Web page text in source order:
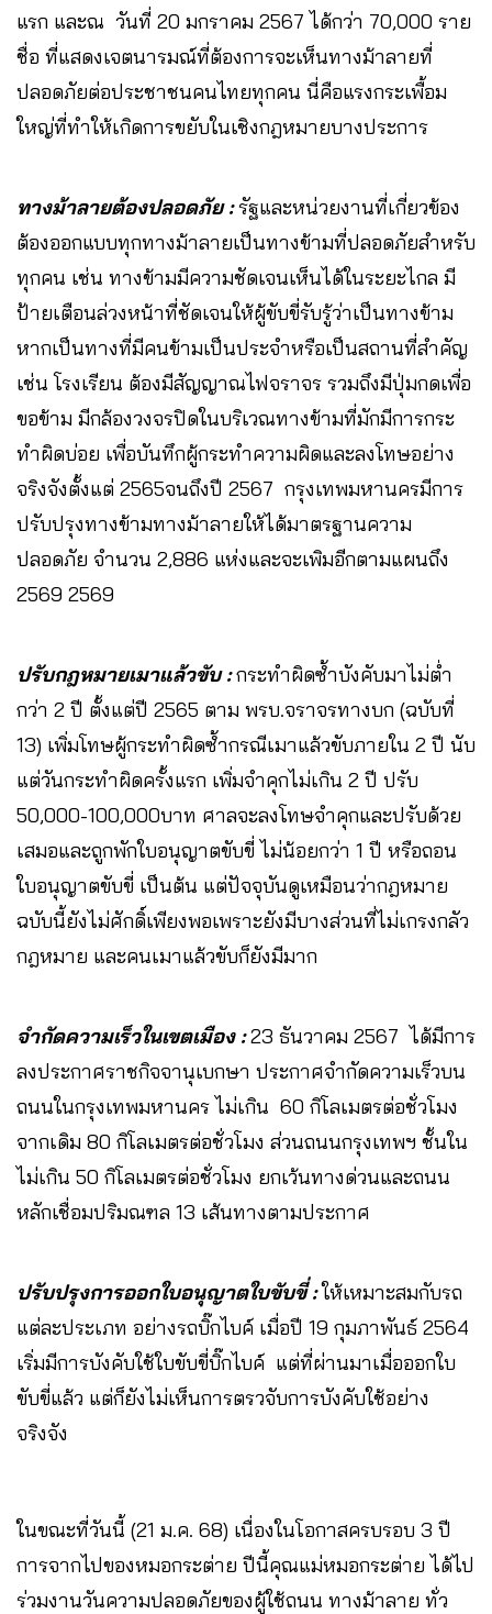
แรก และณ วันที่ 20 มกราคม 2567 ได้กว่า 70,000 ราย
ชื่อ ที่แสดงเจตนารมณ์ที่ต้องการจะเห็นทางม้าลายที่
ปลอดภัยต่อประชาชนคนไทยทุกคน นี่คือแรงกระเพื้อม
ใหญ่ที่ทำให้เกิดการขยับในเชิงกฎหมายบางประการ
ทางม้าลายต้องปลอดภัย : รัฐและหน่วยงานที่เกี่ยวข้อง
ต้องออกแบบทุกทางม้าลายเป็นทางข้ามที่ปลอดภัยสำหรับ
ทุกคน เช่น ทางข้ามมีความชัดเจนเห็นได้ในระยะไกล มี
ป้ายเตือนล่วงหน้าที่ชัดเจนให้ผู้ขับขี่รับรู้ว่าเป็นทางข้าม
หากเป็นทางที่มีคนข้ามเป็นประจำหรือเป็นสถานที่สำคัญ
เช่น โรงเรียน ต้องมีสัญญาณไฟจราจร รวมถึงมีปุ่มกดเพื่อ
ขอข้าม มีกล้องวงจรปิดในบริเวณทางข้ามที่มักมีการกระ
ทำผิดบ่อย เพื่อบันทึกผู้กระทำความผิดและลงโทษอย่าง
จริงจังตั้งแต่ 2565จนถึงปี 2567 กรุงเทพมหานครมีการ
ปรับปรุงทางข้ามทางม้าลายให้ได้มาตรฐานความ
ปลอดภัย จำนวน 2,886 แห่งและจะเพิมอีกตามแผนถึง
2569 2569
ปรับกฎหมายเมาแล้วขับ :กระทำผิดซ้ำบังคับมาไม่ต่ำ
กว่า 2 ปี ตั้งแต่ปี 2565 ตาม พรบ.จราจรทางบก (ฉบับที่
13) เพิ่มโทษผู้กระทำผิดซ้ำกรณีเมาแล้วขับภายใน 2 ปี นับ
แต่วันกระทำผิดครั้งแรก เพิ่มจำคุกไม่เกิน 2 ปี ปรับ
50,000-100,000บาท ศาลจะลงโทษจำคุกและปรับด้วย
เสมอและถูกพักใบอนุญาตขับขี่ ไม่น้อยกว่า 1 ปี หรือถอน
ใบอนุญาตขับขี่ เป็นต้น แต่ปัจจุบันดูเหมือนว่ากฎหมาย
ฉบับนี้ยังไม่ศักดิ์เพียงพอเพราะยังมีบางส่วนที่ไม่เกรงกลัว
กฎหมาย และคนเมาแล้วขับก็ยังมีมาก
จำกัดความเร็วในเขตเมือง :23 ธันวาคม 2567 ได้มีการ
ลงประกาศราชกิจจานุเบกษา ประกาศจำกัดความเร็วบน
ถนนในกรุงเทพมหานคร ไม่เกิน 60 กิโลเมตรต่อชั่วโมง
จากเดิม 80 กิโลเมตรต่อชั่วโมง ส่วนถนนกรุงเทพฯ ชั้นใน
ไม่เกิน 50 กิโลเมตรต่อชั่วโมง ยกเว้นทางด่วนและถนน
หลักเชื่อมปริมณฑล 13 เส้นทางตามประกาศ
ปรับปรุงการออกใบอนุญาตใบขับขี่ : ให้เหมาะสมกับรถ
แต่ละประเภท อย่างรถบิ๊กไบค์ เมื่อปี 19 กุมภาพันธ์ 2564
เริ่มมีการบังคับใช้ใบขับขี่บิ๊กไบค์ แต่ที่ผ่านมาเมื่อออกใบ
ขับขี่แล้ว แต่ก็ยังไม่เห็นการตรวจับการบังคับใช้อย่าง
จริงจัง
ในขณะที่วันนี้ (21 ม.ค. 68) เนื่องในโอกาสครบรอบ 3 ปี
การจากไปของหมอกระต่าย ปีนี้คุณแม่หมอกระต่าย ได้ไป
ร่วมงานวันความปลอดภัยของผู้ใช้ถนน ทางม้าลาย ทั่ว